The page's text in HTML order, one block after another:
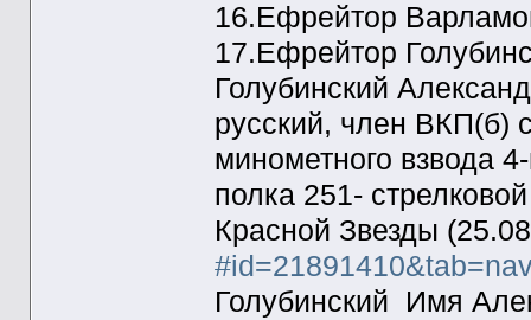
16.Ефрейтор
17.Ефрейтор
Голубинский
русский, член ВКП(б)
минометного взвода
полка 251-
Красной Звезды
Голубинский Имя